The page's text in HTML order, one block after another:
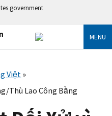
government
MENU
Việt
Thù Lao Công Bằng